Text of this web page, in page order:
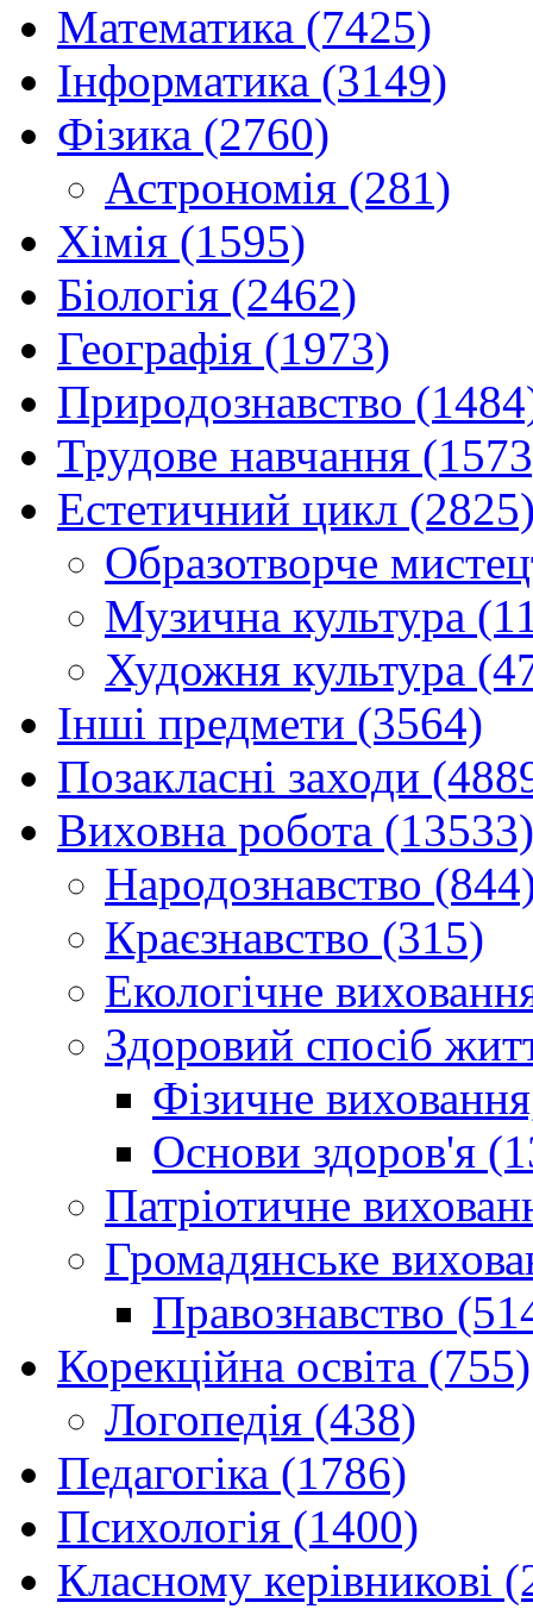
Математика (7425)
Інформатика (3149)
Фізика (2760)
Астрономія (281)
Хімія (1595)
Біологія (2462)
Географія (1973)
Природознавство
Трудове навчання
Естетичний цикл
Образотворче
Музична культура
Художня культура
Інші предмети (3564)
Позакласні заходи
Виховна робота (13533)
Народознавство
Краєзнавство (315)
Екологічне
Здоровий спосіб
Фізичне
Основи здоров'я
Патріотичне
Громадянське
Правознавство
Корекційна освіта (755)
Логопедія (438)
Педагогіка (1786)
Психологія (1400)
Класному керівникові